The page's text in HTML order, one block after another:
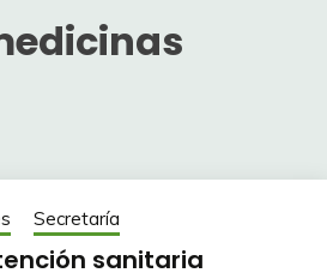
Secretaría
sanitaria